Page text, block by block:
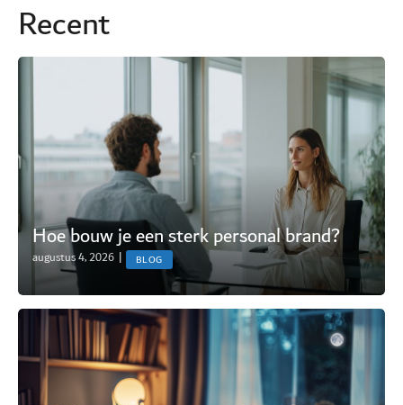
Recent
Hoe bouw je een sterk personal brand?
augustus 4, 2026 | BLOG